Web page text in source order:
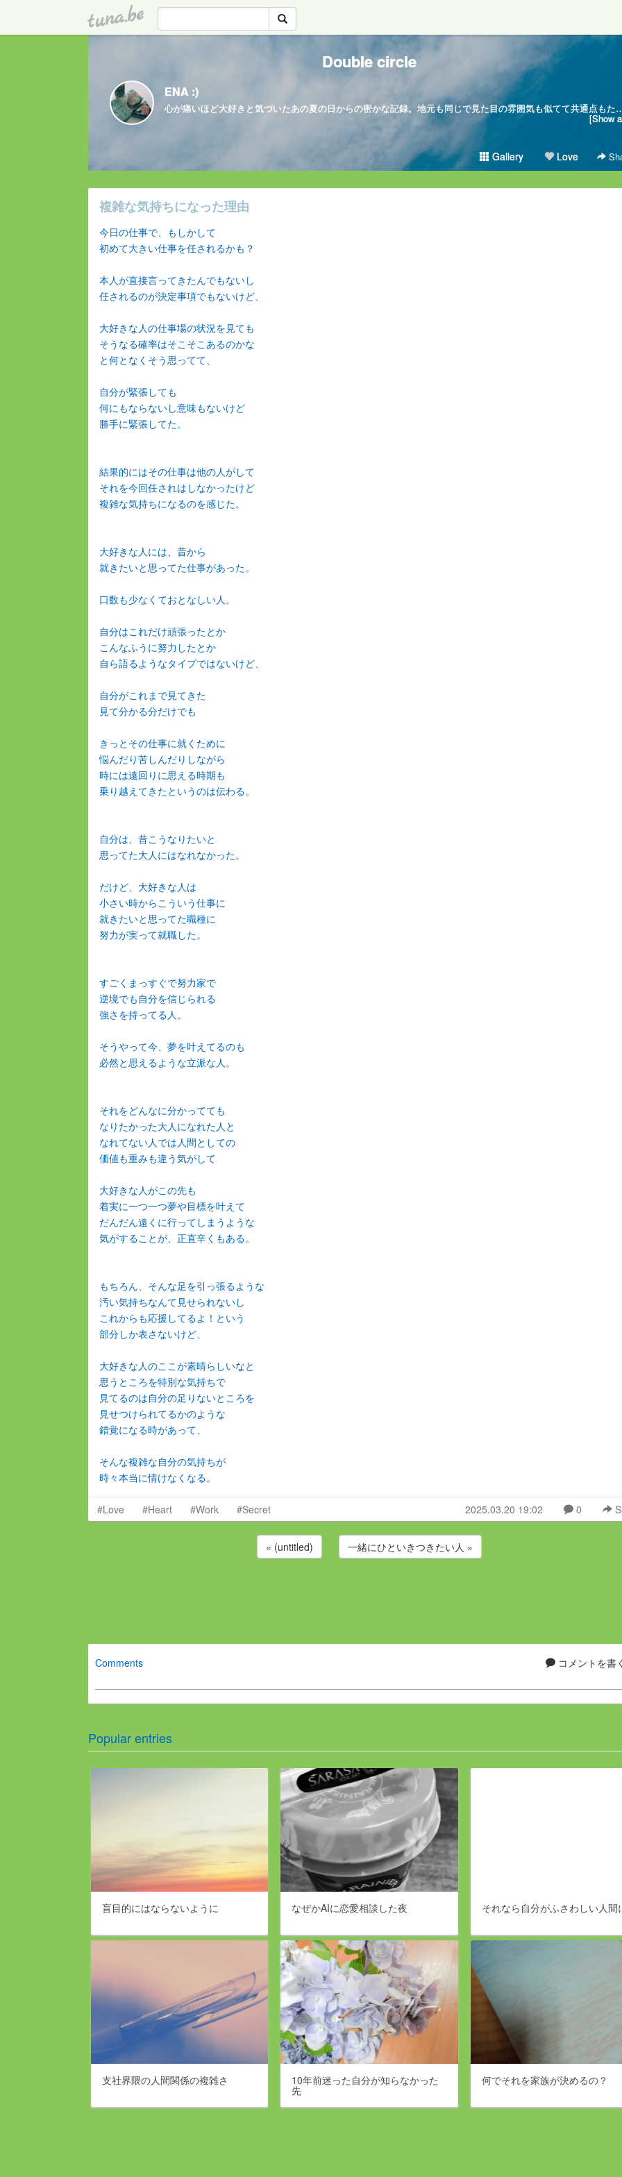
tuna.be
Double circle
ENA :)
心が痛いほど大好きと気づいたあの夏の日からの密かな記録。地元も同じで見た目の雰囲気も似てて
[Show
Gallery Love
複雑な気持ちになった理由
今日の仕事で、もしかして
初めて大きい仕事を任されるかも？
本人が直接言ってきたんでもないし
任されるのが決定事項でもないけど、
大好きな人の仕事場の状況を見ても
そうなる確率はそこそこあるのかな
と何となくそう思ってて、
自分が緊張しても
何にもならないし意味もないけど
勝手に緊張してた。
結果的にはその仕事は他の人がして
それを今回任されはしなかったけど
複雑な気持ちになるのを感じた。
大好きな人には、昔から
就きたいと思ってた仕事があった。
口数も少なくておとなしい人。
自分はこれだけ頑張ったとか
こんなふうに努力したとか
自ら語るようなタイプではないけど、
自分がこれまで見てきた
見て分かる分だけでも
きっとその仕事に就くために
悩んだり苦しんだりしながら
時には遠回りに思える時期も
乗り越えてきたというのは伝わる。
自分は、昔こうなりたいと
思ってた大人にはなれなかった。
だけど、大好きな人は
小さい時からこういう仕事に
就きたいと思ってた職種に
努力が実って就職した。
すごくまっすぐで努力家で
逆境でも自分を信じられる
強さを持ってる人。
そうやって今、夢を叶えてるのも
必然と思えるような立派な人。
それをどんなに分かってても
なりたかった大人になれた人と
なれてない人では人間としての
価値も重みも違う気がして
大好きな人がこの先も
着実に一つ一つ夢や目標を叶えて
だんだん遠くに行ってしまうような
気がすることが、正直辛くもある。
もちろん、そんな足を引っ張るような
汚い気持ちなんて見せられないし
これからも応援してるよ！という
部分しか表さないけど、
大好きな人のここが素晴らしいなと
思うところを特別な気持ちで
見てるのは自分の足りないところを
見せつけられてるかのような
錯覚になる時があって、
そんな複雑な自分の気持ちが
時々本当に情けなくなる。
#Love #Heart #Work #Secret 2025.03.20 19:02 0
« (untitled) 一緒にひといきつきたい人 »
コメントを書
Comments
Popular entries
盲目的にはならないように なぜかAIに恋愛相談した夜 それなら自分がふさわしい人間
支社界隈の人間関係の複雑さ 10年前迷った自分が知らなかった
先
何でそれを家族が決めるの？